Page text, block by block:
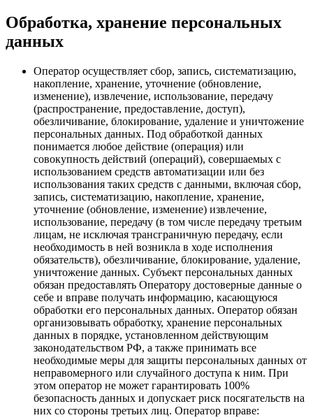
Обработка, хранение персональных
данных
Оператор осуществляет сбор, запись, систематизацию,
накопление, хранение, уточнение (обновление,
изменение), извлечение, использование, передачу
(распространение, предоставление, доступ),
обезличивание, блокирование, удаление и уничтожение
персональных данных. Под обработкой данных
понимается любое действие (операция) или
совокупность действий (операций), совершаемых с
использованием средств автоматизации или без
использования таких средств с данными, включая сбор,
запись, систематизацию, накопление, хранение,
уточнение (обновление, изменение) извлечение,
использование, передачу (в том числе передачу третьим
лицам, не исключая трансграничную передачу, если
необходимость в ней возникла в ходе исполнения
обязательств), обезличивание, блокирование, удаление,
уничтожение данных. Субъект персональных данных
обязан предоставлять Оператору достоверные данные о
себе и вправе получать информацию, касающуюся
обработки его персональных данных. Оператор обязан
организовывать обработку, хранение персональных
данных в порядке, установленном действующим
законодательством РФ, а также принимать все
необходимые меры для защиты персональных данных от
неправомерного или случайного доступа к ним. При
этом оператор не может гарантировать 100%
безопасность данных и допускает риск посягательств на
них со стороны третьих лиц. Оператор вправе: